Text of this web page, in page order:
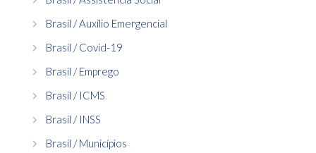
Brasil / Auxílio Emergencial
Brasil / Covid-19
Brasil / Emprego
Brasil / ICMS
Brasil / INSS
Brasil / Municípios